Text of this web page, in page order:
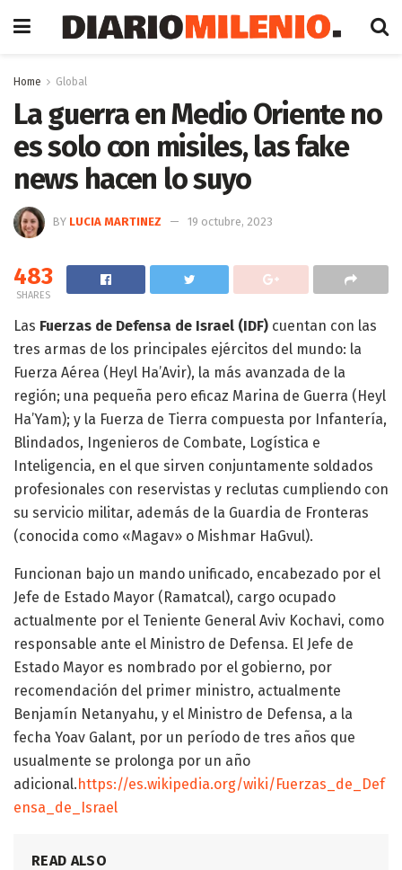
Home Global
La guerra en Medio Oriente no
es solo con misiles, las fake
news hacen lo suyo
BY LUCIA MARTINEZ 19 octubre, 2023
483
SHARES
Las Fuerzas de Defensa de Israel (IDF) cuentan con las
tres armas de los principales ejércitos del mundo: la
Fuerza Aérea (Heyl Ha’Avir), la más avanzada de la
región;​ una pequeña pero eficaz Marina de Guerra (Heyl
Ha’Yam); y la Fuerza de Tierra compuesta por Infantería,
Blindados, Ingenieros de Combate, Logística e
Inteligencia, en el que sirven conjuntamente soldados
profesionales con reservistas y reclutas cumpliendo con
su servicio militar, además de la Guardia de Fronteras
(conocida como «Magav» o Mishmar HaGvul).
Funcionan bajo un mando unificado, encabezado por el
Jefe de Estado Mayor (Ramatcal), cargo ocupado
actualmente por el Teniente General Aviv Kochavi, como
responsable ante el Ministro de Defensa. El Jefe de
Estado Mayor es nombrado por el gobierno, por
recomendación del primer ministro, actualmente
Benjamín Netanyahu, y el Ministro de Defensa, a la
fecha Yoav Galant, por un período de tres años que
usualmente se prolonga por un año
adicional.https://es.wikipedia.org/wiki/Fuerzas_de_Def
ensa_de_Israel
READ ALSO